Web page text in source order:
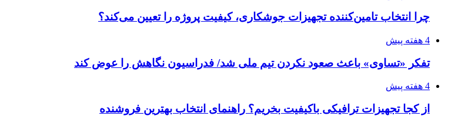
چرا انتخاب تامین‌کننده تجهیزات جوشکاری، کیفیت پروژه را تعیین می‌کند؟
4 هفته پیش
تفکر «تساوی» باعث صعود نکردن تیم ملی شد/ فدراسیون نگاهش را عوض کند
4 هفته پیش
از کجا تجهیزات ترافیکی باکیفیت بخریم؟ راهنمای انتخاب بهترین فروشنده